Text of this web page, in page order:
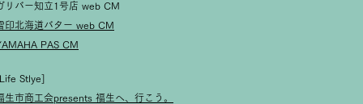
リバー知立1号店 web CM
印北海道バター web CM
PAS CM
Stlye]
生市商工会presents 福生へ、行こう。